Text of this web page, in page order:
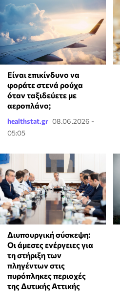
⁠Είναι επικίνδυνο να
φοράτε στενά ρούχα
όταν ταξιδεύετε με
αεροπλάνο;
healthstat.gr 08.06.2026 -
05:05
Διυπουργική σύσκεψη:
Οι άμεσες ενέργειες για
τη στήριξη των
πληγέντων στις
πυρόπληκες περιοχές
της Δυτικής Αττικής